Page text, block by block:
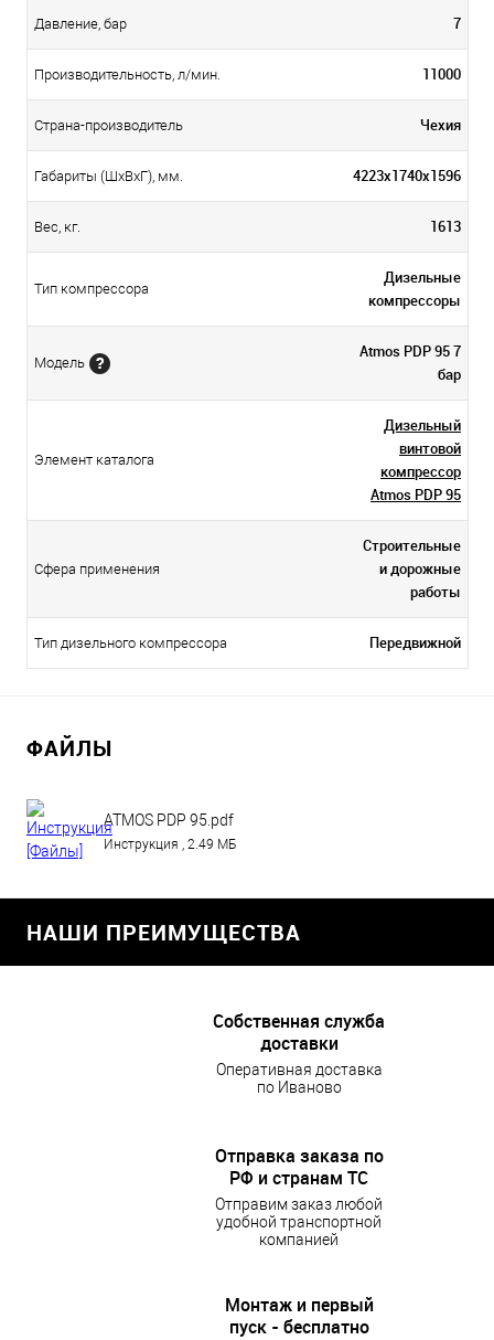
Давление, бар 7
Производительность, л/мин. 11000
Страна-производитель Чехия
Габариты (ШхВхГ), мм. 4223x1740x1596
Вес, кг. 1613
Тип компрессора
Дизельные
компрессоры
Модель
Atmos PDP 95 7
бар
Элемент каталога
Дизельный
винтовой
компрессор
Atmos PDP 95
Сфера применения
Строительные
и дорожные
работы
Тип дизельного компрессора Передвижной
ФАЙЛЫ
ATMOS PDP 95.pdf
Инструкция , 2.49 МБ
НАШИ ПРЕИМУЩЕСТВА
Собственная служба
доставки
Оперативная доставка
по Иваново
Отправка заказа по
РФ и странам ТС
Отправим заказ любой
удобной транспортной
компанией
Монтаж и первый
пуск - бесплатно